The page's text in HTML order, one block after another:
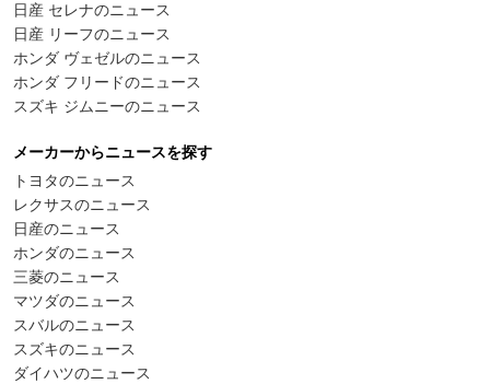
日産 セレナのニュース
日産 リーフのニュース
ホンダ ヴェゼルのニュース
ホンダ フリードのニュース
スズキ ジムニーのニュース
メーカーからニュースを探す
トヨタのニュース
レクサスのニュース
日産のニュース
ホンダのニュース
三菱のニュース
マツダのニュース
スバルのニュース
スズキのニュース
ダイハツのニュース